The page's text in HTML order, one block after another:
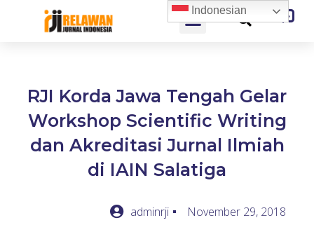
RJI Korda Jawa Tengah Gelar
Workshop Scientific Writing
dan Akreditasi Jurnal Ilmiah
di IAIN Salatiga
adminrji November 29, 2018
Indonesian